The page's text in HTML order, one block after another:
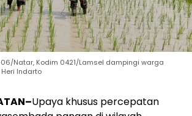
Natar, Kodim 0421/Lamsel dampingi warga
Indarto
Upaya khusus percepatan